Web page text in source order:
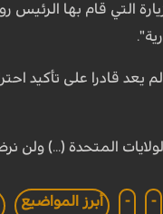
التي قام بها الرئيس
المتحدة (...) ولن
-
- أبرز المواضيع